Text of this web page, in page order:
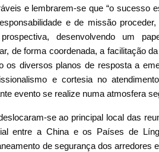
e lembrarem-se que “o sucesso
e de missão
desenvolvendo um
de forma coordenada, a facilitação
os diversos planos de resposta a
e cortesia no
evento se realize numa atmosfera
se ao principal local das
entre a China e os Países de
de segurança dos arredores